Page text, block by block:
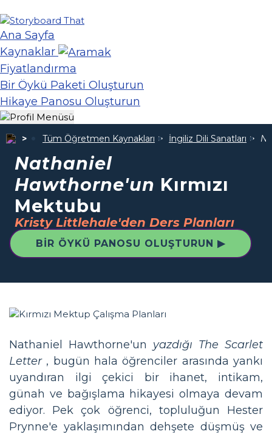
Ana Sayfa
Kaynaklar
Fiyatlandırma
Bir Öykü Paketi Oluşturun
Hikaye Panosu Oluşturun
Tüm Öğretmen Kaynakları İngiliz Dili Sanatları
Nathaniel
Hawthorne'un Kırmızı
Mektubu
Kristy Littlehale'den Ders Planları
BIR ÖYKÜ PANOSU OLUŞTURUN ▶
Nathaniel Hawthorne'un yazdığı The Scarlet
Letter, bugün hala öğrenciler arasında yankı
uyandıran ilgi çekici bir ihanet, intikam,
günah ve bağışlama hikayesi olmaya devam
ediyor. Pek çok öğrenci, topluluğun Hester
Prynne'e yaklaşımından dehşete düşmüş ve